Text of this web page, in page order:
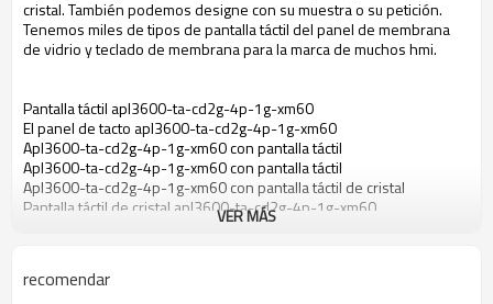
cristal. También podemos designe con su muestra o su petición.
Tenemos miles de tipos de pantalla táctil del panel de membrana
de vidrio y teclado de membrana para la marca de muchos hmi.
Pantalla táctil apl3600-ta-cd2g-4p-1g-xm60
El panel de tacto apl3600-ta-cd2g-4p-1g-xm60
Apl3600-ta-cd2g-4p-1g-xm60 con pantalla táctil
Apl3600-ta-cd2g-4p-1g-xm60 con pantalla táctil
Apl3600-ta-cd2g-4p-1g-xm60 con pantalla táctil de cristal
Pantalla táctil de cristal apl3600-ta-cd2g-4p-1g-xm60
Apl3600-ta-cd2g-4p-1g-xm60 táctil de membrana
El panel de tacto para apl3600-ta-cd2g-4p-1g-xm60
VER MÁS
recomendar